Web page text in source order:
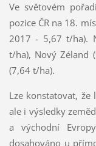
Ve světovém
pozice ČR na 18.
2017 - 5,67 t/ha).
t/ha), Nový Zéland
(7,64 t/ha).
Lze konstatovat,
ale i výsledky
a východní
dosahováno u